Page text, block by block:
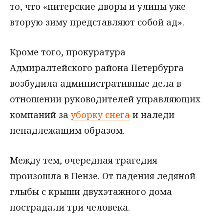
то, что «питерские дворы и улицы уже
вторую зиму представляют собой ад».
Кроме того, прокуратура
Адмиралтейского района Петербурга
возбудила административные дела в
отношении руководителей управляющих
компаний зауборку снега и наледи
ненадлежащим образом.
Между тем, очередная трагедия
произошла в Пензе. От падения ледяной
глыбы с крыши двухэтажного дома
пострадали три человека.